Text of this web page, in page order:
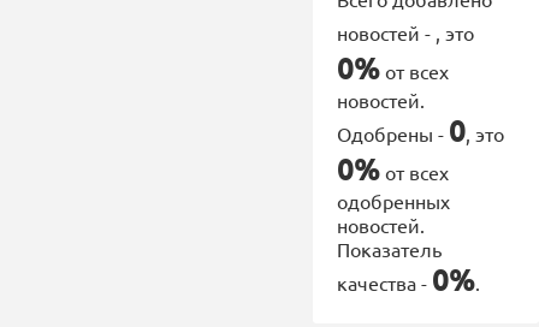
новостей - , это
0% от всех
новостей.
Одобрены - 0, это
0% от всех
одобренных
новостей.
Показатель
качества - 0%.